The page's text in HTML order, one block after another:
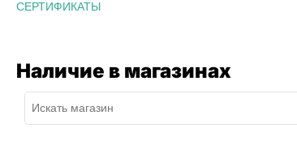
СЕРТИФИКАТЫ
Наличие в магазинах